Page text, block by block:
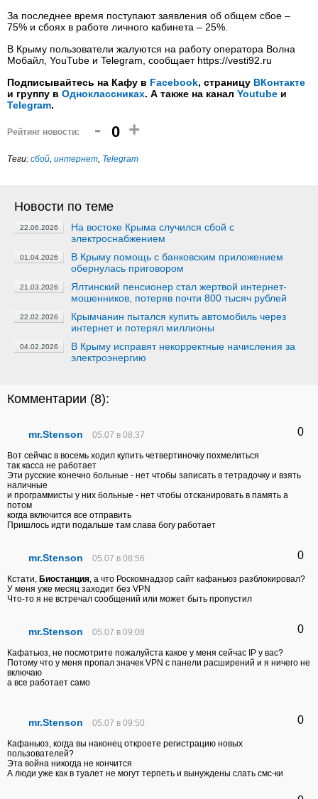
За последнее время поступают заявления об общем сбое –
75% и сбоях в работе личного кабинета – 25%.
В Крыму пользователи жалуются на работу оператора Волна
Мобайл, YouTube и Telegram, сообщает https://vesti92.ru
Подписывайтесь на Кафу в Facebook, страницу ВКонтакте
и группу в Одноклассниках. А также на канал Youtube и
Telegram.
Рейтинг новости: - 0 +
Теги: сбой, интернет, Telegram
Новости по теме
22.06.2026
На востоке Крыма случился сбой с
электроснабжением
01.04.2026
В Крыму помощь с банковским приложением
обернулась приговором
21.03.2026
Ялтинский пенсионер стал жертвой интернет-
мошенников, потеряв почти 800 тысяч рублей
22.02.2026
Крымчанин пытался купить автомобиль через
интернет и потерял миллионы
04.02.2026
В Крыму исправят некорректные начисления за
электроэнергию
Комментарии (8):
mr.Stenson 05.07 в 08:37 0
Вот сейчас в восемь ходил купить четвертиночку похмелиться
так касса не работает
Эти русские конечно больные - нет чтобы записать в тетрадочку и взять
наличные
и программисты у них больные - нет чтобы отсканировать в память а
потом
когда включится все отправить
Пришлось идти подальше там слава богу работает
mr.Stenson 05.07 в 08:56 0
Кстати, Биостанция, а что Роскомнадзор сайт кафаньюз разблокировал?
У меня уже месяц заходит без VPN
Что-то я не встречал сообщений или может быть пропустил
mr.Stenson 05.07 в 09:08 0
Кафатьюз, не посмотрите пожалуйста какое у меня сейчас IP у вас?
Потому что у меня пропал значек VPN c панели расширений и я ничего не
включаю
а все работает само
mr.Stenson 05.07 в 09:50 0
Кафаньюз, когда вы наконец откроете регистрацию новых
пользователей?
Эта война никогда не кончится
А люди уже как в туалет не могут терпеть и вынуждены слать смс-ки